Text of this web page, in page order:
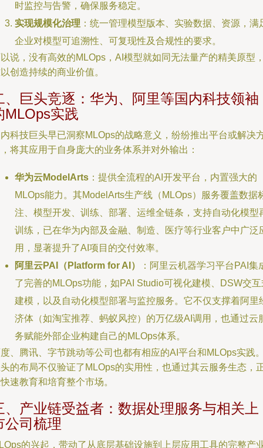
时监控与告警，确保服务稳定。
实现规模化治理 ：统一管理模型版本、实验数据、资源，满
企业对模型可追溯性、可复现性及合规性的要求。
说，没有高效的MLOps，AI模型就如同无法量产的精美原型
创造持续的商业价值。
、巨头竞逐：华为、阿里等国内科技领袖
MLOps实践
科技巨头早已洞察MLOps的战略意义，纷纷推出平台或解决
将其应用于自身庞大的业务体系并对外输出：
华为云ModelArts ：提供全流程的AI开发平台，内置强大的
MLOps能力。其ModelArts生产线（MLOps）服务覆盖数据
注、模型开发、训练、部署、运维全链条，支持自动化模型
训练，已在华为内部及金融、制造、医疗等行业客户中广泛
用，显著提升了AI项目的交付效率。
阿里云PAI（Platform for AI）
：阿里云机器学习平台PAI集
了完善的MLOps功能，如PAI Studio可视化建模、DSW交互
建模，以及自动化模型部署与监控服务。它不仅支撑着阿里
济体（如淘宝推荐、蚂蚁风控）的万亿级AI调用，也通过云
务赋能外部企业构建自己的MLOps体系。
、腾讯、字节跳动等公司也都有相应的AI平台和MLOps实践
的布局不仅验证了MLOps的实用性，也通过其云服务生态，
速教育和培育整个市场。
、产业链受益者：数据处理服务与相关上
公司梳理
的兴起，带动了从底层基础设施到上层应用工具的完整产